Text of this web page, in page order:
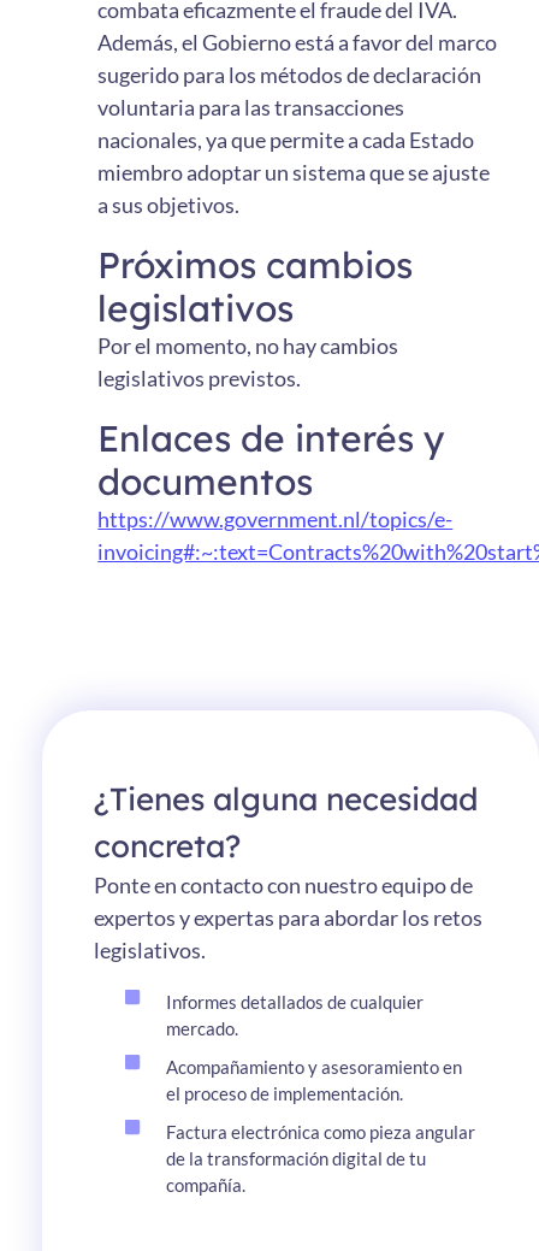
combata eficazmente el fraude del IVA.
Además, el Gobierno está a favor del marco
sugerido para los métodos de declaración
voluntaria para las transacciones
nacionales, ya que permite a cada Estado
miembro adoptar un sistema que se ajuste
a sus objetivos.
Próximos cambios
legislativos
Por el momento, no hay cambios
legislativos previstos.
Enlaces de interés y
documentos
https://www.government.nl/topics/e-
¿Tienes alguna necesidad
concreta?
Ponte en contacto con nuestro equipo de
expertos y expertas para abordar los retos
legislativos.
Informes detallados de cualquier
mercado.
Acompañamiento y asesoramiento en
el proceso de implementación.
Factura electrónica como pieza angular
de la transformación digital de tu
compañía.